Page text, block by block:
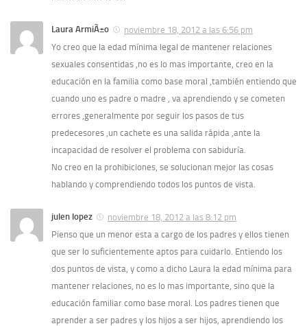
Laura ArmiÃ±o
noviembre 18, 2012 a las 6:56 pm
Yo creo que la edad mí­nima legal de mantener relaciones
sexuales consentidas ,no es lo mas importante, creo en la
educación en la familia como base moral ,también entiendo que
cuando uno es padre o madre , va aprendiendo y se cometen
errores ,generalmente por seguir los pasos de tus
predecesores ,un cachete es una salida rápida ,ante la
incapacidad de resolver el problema con sabidurí­a.
No creo en la prohibiciones, se solucionan mejor las cosas
hablando y comprendiendo todos los puntos de vista.
julen lopez
noviembre 18, 2012 a las 8:12 pm
Pienso que un menor esta a cargo de los padres y ellos tienen
que ser lo suficientemente aptos para cuidarlo. Entiendo los
dos puntos de vista, y como a dicho Laura la edad mí­nima para
mantener relaciones, no es lo mas importante, sino que la
educación familiar como base moral. Los padres tienen que
aprender a ser padres y los hijos a ser hijos, aprendiendo los